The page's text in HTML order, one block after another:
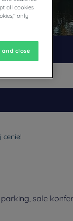
cenie!
sale
all cookies
only
and close